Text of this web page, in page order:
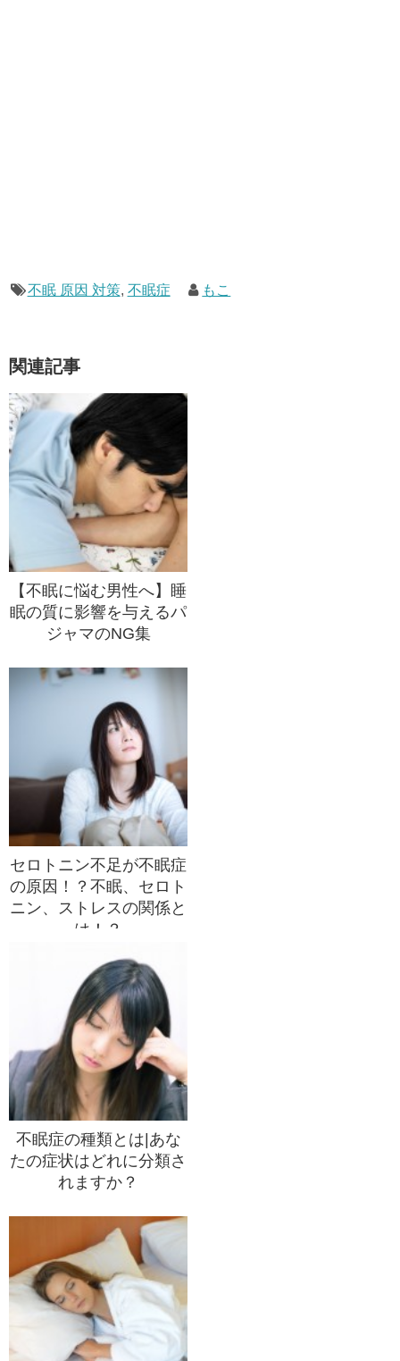
不眠 原因 対策, 不眠症 もこ
関連記事
【不眠に悩む男性へ】睡
眠の質に影響を与えるパ
ジャマのNG集
セロトニン不足が不眠症
の原因！？不眠、セロト
ニン、ストレスの関係と
は！？
不眠症の種類とは|あな
たの症状はどれに分類さ
れますか？